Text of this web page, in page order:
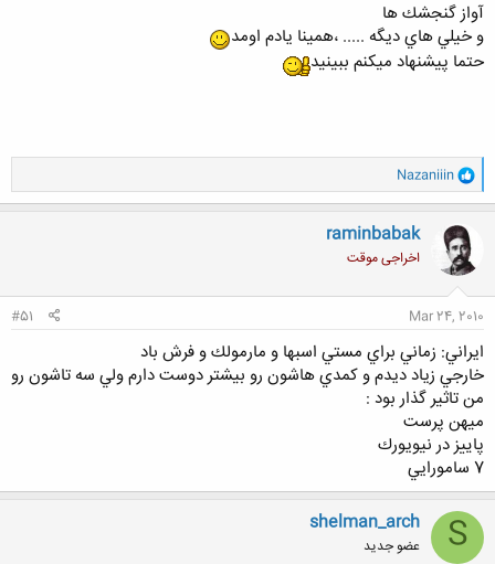
آواز گنجشك ها
و خيلي هاي ديگه ..... ،همينا يادم اومد
حتما پيشنهاد ميكنم ببينيد
و
ا
ک
ن
ش
ه
ا
Nazaniiin
raminbabak
اخراجی موقت
Mar 24, 2010
#51
ايراني: زماني براي مستي اسبها و مارمولك و فرش باد
خارجي زياد ديدم و كمدي هاشون رو بيشتر دوست دارم ولي سه تاشون رو
من تاثير گذار بود :
ميهن پرست
پاييز در نيويورك
7 سامورايي
S
shelman_arch
عضو جدید